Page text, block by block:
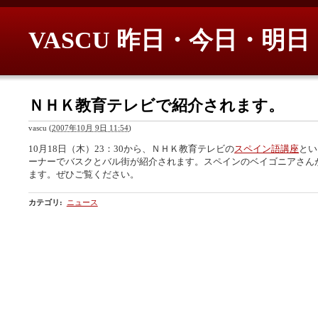
VASCU 昨日・今日・明日
ＮＨＫ教育テレビで紹介されます。
vascu (2007年10月 9日 11:54)
10月18日（木）23：30から、ＮＨＫ教育テレビのスペイン語講座と
ーナーでバスクとバル街が紹介されます。スペインのベイゴニアさ
ます。ぜひご覧ください。
カテゴリ : ニュース